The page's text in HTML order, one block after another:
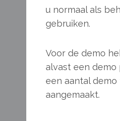
u normaal als
gebruiken.
Voor de demo
alvast een demo
een aantal
aangemaakt.